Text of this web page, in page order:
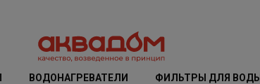
ВОДОНАГРЕВАТЕЛИ ФИЛЬТРЫ ДЛЯ ВОДЫ